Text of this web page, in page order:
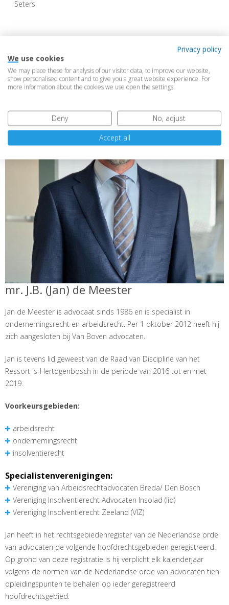
Seters
mr. J.B. (Jan) de Meester
Jan de Meester is advocaat sinds 1986 en is specialist in
ondernemingsrecht en arbeidsrecht. Per 1 oktober 2012 heeft hij
zich aangesloten bij Van Boven advocaten.
Jan is tevens lid geweest van de Raad van Discipline van het
Ressort 's-Hertogenbosch in de periode van 2016 tot en met
2019.
Voorkeursgebieden:
arbeidsrecht
ondernemingsrecht
insolventierecht
Specialistenverenigingen:
Vereniging van Arbeidsrechtadvocaten Breda/ Den Bosch
Vereniging Insolventierecht Advocaten Insolad (lid)
Vereniging Insolventierecht Zeeland (VIZ)
Jan heeft in het rechtsgebiedenregister van de Nederlandse orde
van advocaten de volgende hoofdrechtsgebieden geregistreerd.
Op grond van deze registratie is hij verplicht elk kalenderjaar
volgens de normen van de Nederlandse orde van advocaten tien
opleidingspunten te behalen op ieder geregistreerd
hoofdrechtsgebied.
Privacy policy
We use cookies
We may place these for analysis of our visitor data, to improve our website,
show personalised content and to give you a great website experience. For
more information about the cookies we use open the settings.
Deny
No, adjust
Accept all